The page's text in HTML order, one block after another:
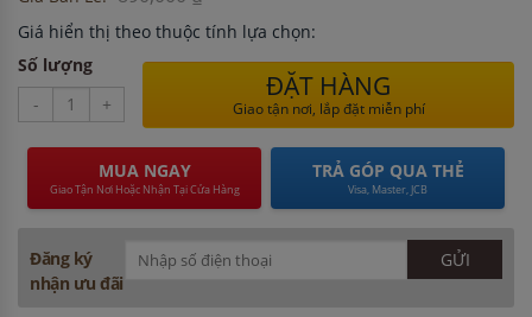
Giá hiển thị theo thuộc tính lựa chọn:
Số lượng
-
+
ĐẶT HÀNG
Giao tận nơi, lắp đặt miễn phí
MUA NGAY
Giao Tận Nơi Hoặc Nhận Tại Cửa Hàng
TRẢ GÓP QUA THẺ
Visa, Master, JCB
Đăng ký
nhận ưu đãi